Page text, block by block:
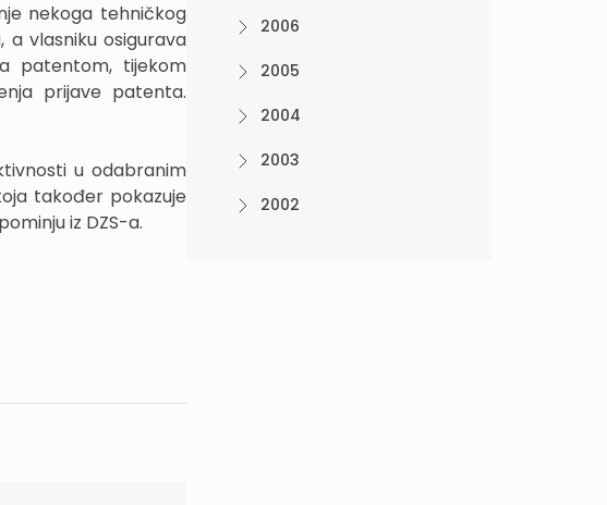
nekoga tehničkog
vlasniku osigurava
patentom, tijekom
prijave patenta.
u odabranim
također pokazuje
iz DZS-a.
2006
2005
2004
2003
2002